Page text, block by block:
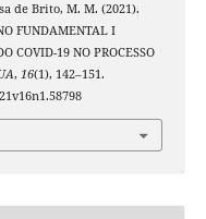
de Brito, M. M. (2021).
FUNDAMENTAL I
COVID-19 NO PROCESSO
, 16(1), 142–151.